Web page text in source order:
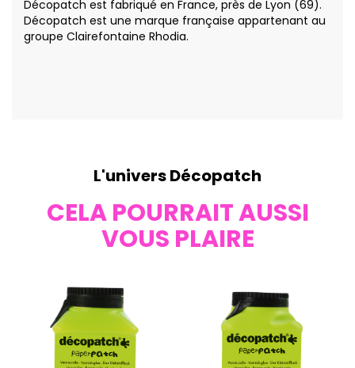
Décopatch est fabriqué en France, près de Lyon (69).
Décopatch est une marque française appartenant au
groupe Clairefontaine Rhodia.
L'univers Décopatch
CELA POURRAIT AUSSI
VOUS PLAIRE